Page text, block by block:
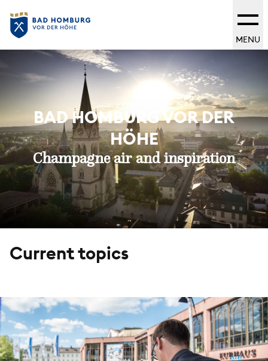
MENU
BAD HOMBURG VOR DER
HÖHE
Champagne air and inspiration
Current topics